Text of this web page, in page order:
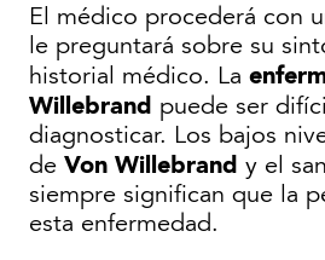
El médico procederá con
le preguntará sobre su
historial médico. La
Willebrand puede ser
diagnosticar. Los bajos
de Von Willebrand y el
siempre significan que la
esta enfermedad.